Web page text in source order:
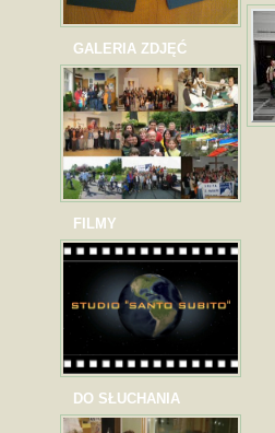
GALERIA ZDJĘĆ
FILMY
DO SŁUCHANIA